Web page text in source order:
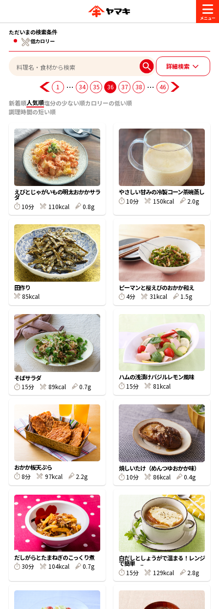
商品情報
ブランド一覧
ヤマキ『めんつゆ』 ヤマキ 割烹白だし
旨さ、別格。だし屋の鍋 韓福善シリーズ
サッと鍋® 楽チン鍋®
楽チン屋® ストレートつゆ
レシピ
おいしいレシピを探す
おいしいレシピトップ
主食レシピ
主菜レシピ
汁物レシピ
時短レシピ
おいしいレシピを商品から探す
かつお節レシピ
めんつゆレシピ
割烹白だしレシピ
レシピ特設サイト
割烹白だしレシピ特集
だし巻き卵特集
かつおだしが決め手！簡単茶碗蒸し
かつお節・だしを楽しむ
かつお節・だしを知る
だしの取り方
かつお節の削り方
かつお節・だしをもっと知る
ヤマキ かつお節プラス®
かつお節・だしを楽しむ
だしコミュ
CM・キャンペーン
キャンペーン一覧
企業・採用情報
企業情報
- 百年対話
- ヤマキ かつお節プラス®
採用情報
- ジョブリターン制
お問い合わせ
ヤマキお客様相談室
オンラインショップ
コミュニティサイト
Global
ただいまの検索条件
低カロリー
詳細検索
1 … 34 35 36 37 38 …
46
新着順人気順塩分の少ない順カロリーの低い順
調理時間の短い順
えびとじゃがいもの明太おかかサラ
ダ
10分
110kcal 0.8g
やさしい甘みの冷製コーン茶碗蒸し
10分
150kcal 2.0g
田作り
85kcal
ピーマンと桜えびのおかか和え
4分
31kcal 1.5g
そばサラダ
15分
89kcal 0.7g
ハムの浅漬けバジルレモン風味
15分
81kcal
おかか板天ぷら
8分
97kcal 2.2g
焼しいたけ（めんつゆおかか味）
10分
86kcal 0.4g
だしがらとたまねぎのこっくり煮
30分
104kcal 0.7g
白だしとしょうがで温まる！レンジ
で簡単 ..
15分
129kcal 2.8g